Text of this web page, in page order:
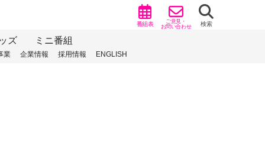
番組表 ご意見・
お問い合わせ 検索
ズ ミニ番組
業 企業情報 採用情報 ENGLISH